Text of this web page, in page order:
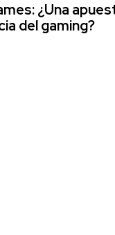
¿Una
del gaming?